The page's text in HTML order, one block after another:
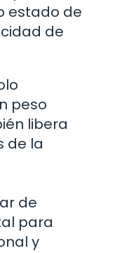
estado de
de
peso
libera
de la
de
para
y